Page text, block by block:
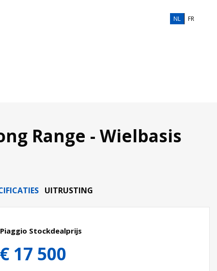
NL FR
Range - Wielbasis
UITRUSTING
Piaggio Stockdealprijs
€ 17 500